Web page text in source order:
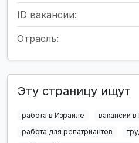
ID вакансии:
Отрасль:
Эту страницу ищут
работа в Израиле
вакансии
работа для репатриантов